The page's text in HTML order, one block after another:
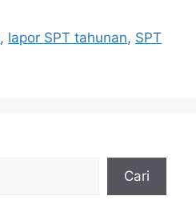
, lapor SPT tahunan, SPT
Cari